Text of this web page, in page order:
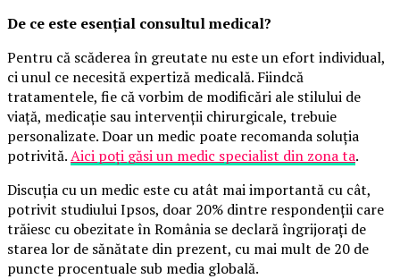
De ce este esențial consultul medical?
Pentru că scăderea în greutate nu este un efort individual,
ci unul ce necesită expertiză medicală. Fiindcă
tratamentele, fie că vorbim de modificări ale stilului de
viață, medicație sau intervenții chirurgicale, trebuie
personalizate. Doar un medic poate recomanda soluția
potrivită.Aici poți găsi un medic specialist din zona ta.
Discuția cu un medic este cu atât mai importantă cu cât,
potrivit studiului Ipsos, doar 20% dintre respondenții care
trăiesc cu obezitate în România se declară îngrijorați de
starea lor de sănătate din prezent, cu mai mult de 20 de
puncte procentuale sub media globală.